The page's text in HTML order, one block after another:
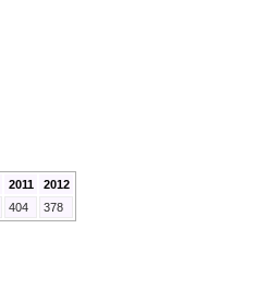
2011
2012
404 378